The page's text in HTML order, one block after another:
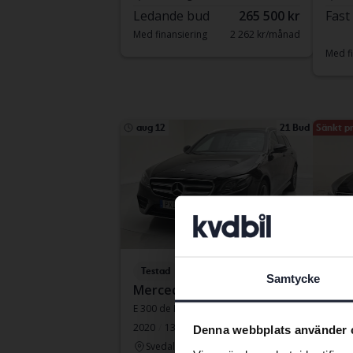
Samtycke
Denna webbplats använder
Ledande bud 265 500 kr
Med finansiering 2 262 kr/månad
Med
aug 12 21 Bud
Testad
Mercedes E-Klass
E 300 de Kombi 316hk
2020
13 437 mil
El/Diesel
Svedala
Sänkt
2022